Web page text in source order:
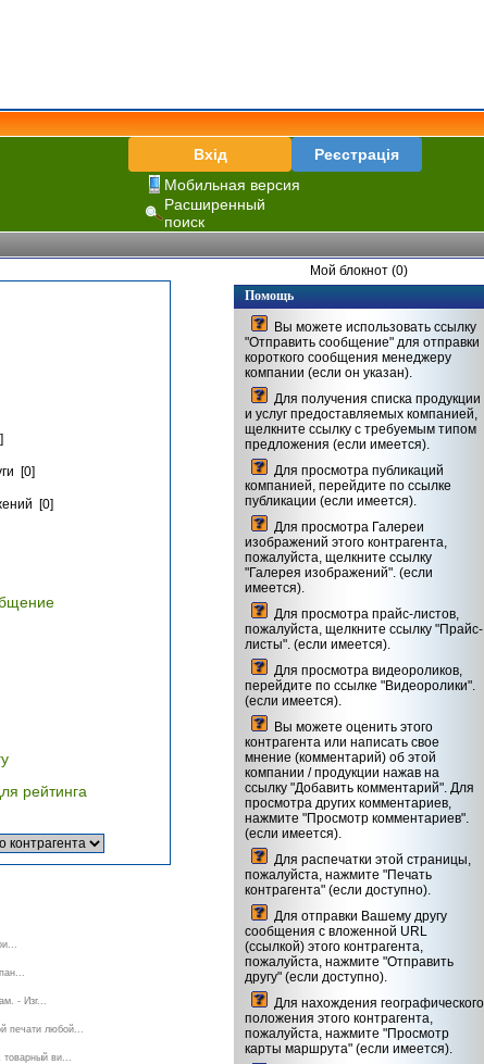
Вхід
Реєстрація
Мобильная версия
Расширенный
поиск
[0]
[0]
рейтинга
- Изг...
печати любой...
товарный ви...
Мой блокнот (0)
Помощь
Вы можете использовать ссылку
"Отправить сообщение" для отправки
короткого сообщения менеджеру
компании (если он указан).
Для получения списка продукции
и услуг предоставляемых компанией,
щелкните ссылку с требуемым типом
предложения (если имеется).
Для просмотра публикаций
компанией, перейдите по ссылке
публикации (если имеется).
Для просмотра Галереи
изображений этого контрагента,
пожалуйста, щелкните ссылку
"Галерея изображений". (если
имеется).
Для просмотра прайс-листов,
пожалуйста, щелкните ссылку "Прайс-
листы". (если имеется).
Для просмотра видеороликов,
перейдите по ссылке "Видеоролики".
(если имеется).
Вы можете оценить этого
контрагента или написать свое
мнение (комментарий) об этой
компании / продукции нажав на
ссылку "Добавить комментарий". Для
просмотра других комментариев,
нажмите "Просмотр комментариев".
(если имеется).
Для распечатки этой страницы,
пожалуйста, нажмите "Печать
контрагента" (если доступно).
Для отправки Вашему другу
сообщения с вложенной URL
(ссылкой) этого контрагента,
пожалуйста, нажмите "Отправить
другу" (если доступно).
Для нахождения географического
положения этого контрагента,
пожалуйста, нажмите "Просмотр
карты маршрута" (если имеется).